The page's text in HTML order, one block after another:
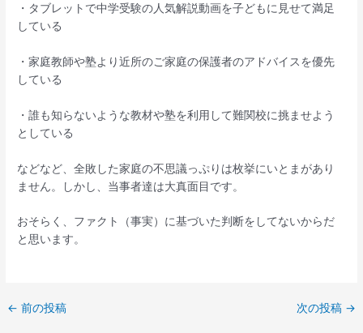
・タブレットで中学受験の人気解説動画を子どもに見せて満足
している
・家庭教師や塾より近所のご家庭の保護者のアドバイスを優先
している
・誰も知らないような教材や塾を利用して難関校に挑ませよう
としている
などなど、全敗した家庭の不思議っぷりは枚挙にいとまがあり
ません。しかし、当事者達は大真面目です。
おそらく、ファクト（事実）に基づいた判断をしてないからだ
と思います。
← 前の投稿 次の投稿 →